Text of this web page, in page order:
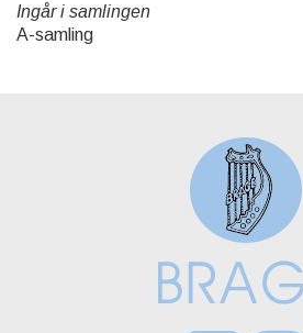
Ingår i samlingen
A-samling